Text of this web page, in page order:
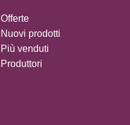
Offerte
Nuovi prodotti
Più venduti
Produttori